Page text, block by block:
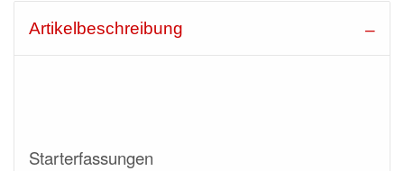
Artikelbeschreibung
Starterfassungen